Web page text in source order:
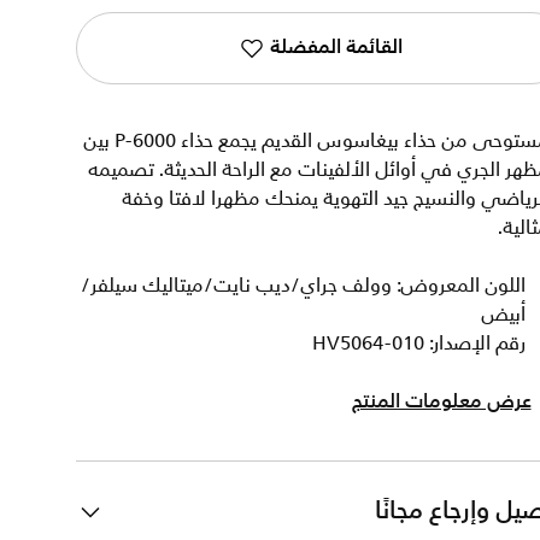
القائمة المفضلة
مستوحى من حذاء بيغاسوس القديم يجمع حذاء P-6000 بين
الجري في أوائل الألفينات مع الراحة الحديثة. تصميمه
والنسيج جيد التهوية يمنحك مظهرا لافتا وخفة
اللون المعروض: وولف جراي/ديب نايت/ميتاليك سيلفر/
أبيض
رقم الإصدار: HV5064-010
عرض معلومات المنتج
وإرجاع مجانًا